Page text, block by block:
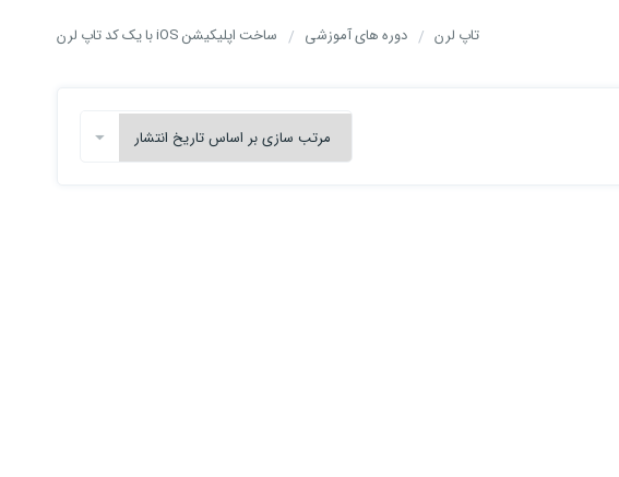
تاپ لرن دوره های آموزشی ساخت اپلیکیشن iOS با یک کد تاپ لرن